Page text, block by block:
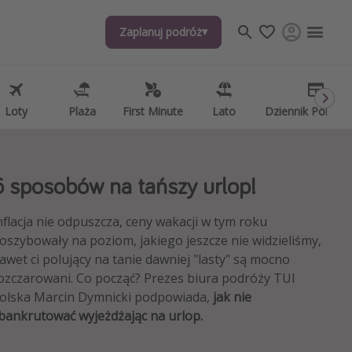
Zaplanuj podróż
Loty Plaża First Minute Lato Dziennik
Zaplanuj podróż
Loty Plaża First Minute Lato Dziennik
ciekawostki, porady podróżnicze
aplikacje podróżnicze
sposobów na tańszy urlop!
nie odpuszcza, ceny wakacji w tym roku
na poziom, jakiego jeszcze nie widzieliśmy,
ci polujący na tanie dawniej "lasty" są mocno
Co począć? Prezes biura podróży TUI
Marcin Dymnicki podpowiada, jak nie
wyjeżdżając na urlop.